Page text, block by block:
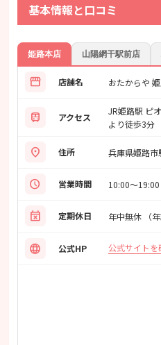
基本情報と口コミ
姫路本店 山陽網干駅前店
storefront 店舗名 おたからや
train アクセス
JR姫路駅 ピ
より徒歩3分
location_on 住所 兵庫県姫路市
schedule 営業時間 10:00～19:00
event_busy 定期休日 年中無休 （
language 公式HP 公式サイトを